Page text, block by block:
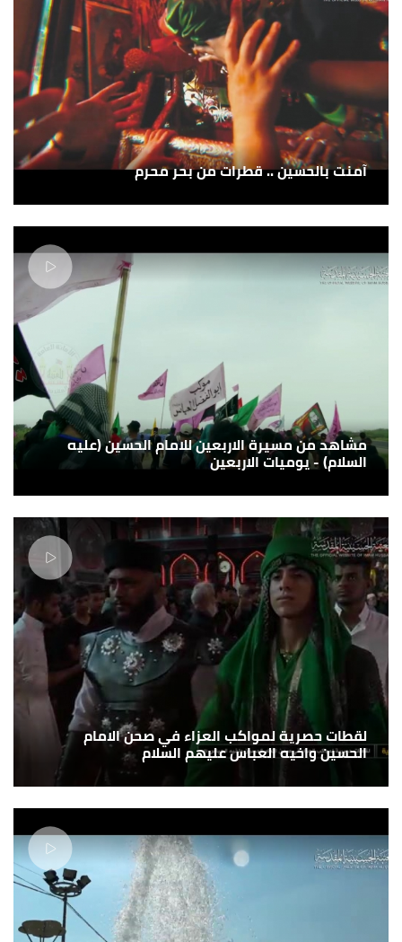
آمنت بالحسين .. قطرات من بحر محرم
مشاهد من مسيرة الاربعين للامام الحسين (عليه
السلام) - يوميات الاربعين
لقطات حصرية لمواكب العزاء في صحن الامام
الحسين واخيه العباس عليهم السلام